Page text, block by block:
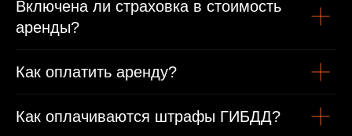
Включена ли страховка в стоимость
аренды?
Как оплатить аренду?
Как оплачиваются штрафы ГИБДД?